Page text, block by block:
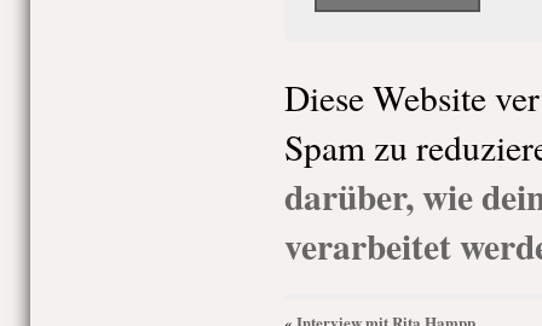
Diese Website
Spam zu
darüber, wie
verarbeitet